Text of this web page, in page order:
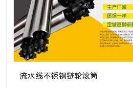
流水线不锈钢链轮滚筒